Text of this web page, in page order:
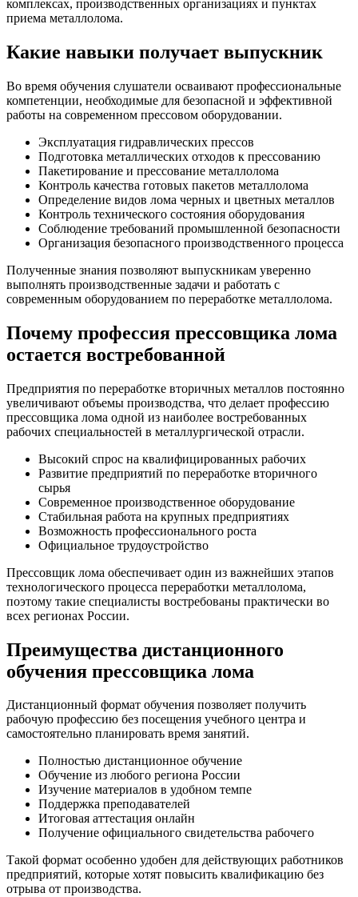
комплексах, производственных организациях и пунктах
приема металлолома.
Какие навыки получает выпускник
Во время обучения слушатели осваивают профессиональные
компетенции, необходимые для безопасной и эффективной
работы на современном прессовом оборудовании.
Эксплуатация гидравлических прессов
Подготовка металлических отходов к прессованию
Пакетирование и прессование металлолома
Контроль качества готовых пакетов металлолома
Определение видов лома черных и цветных металлов
Контроль технического состояния оборудования
Соблюдение требований промышленной безопасности
Организация безопасного производственного процесса
Полученные знания позволяют выпускникам уверенно
выполнять производственные задачи и работать с
современным оборудованием по переработке металлолома.
Почему профессия прессовщика лома
остается востребованной
Предприятия по переработке вторичных металлов постоянно
увеличивают объемы производства, что делает профессию
прессовщика лома одной из наиболее востребованных
рабочих специальностей в металлургической отрасли.
Высокий спрос на квалифицированных рабочих
Развитие предприятий по переработке вторичного
сырья
Современное производственное оборудование
Стабильная работа на крупных предприятиях
Возможность профессионального роста
Официальное трудоустройство
Прессовщик лома обеспечивает один из важнейших этапов
технологического процесса переработки металлолома,
поэтому такие специалисты востребованы практически во
всех регионах России.
Преимущества дистанционного
обучения прессовщика лома
Дистанционный формат обучения позволяет получить
рабочую профессию без посещения учебного центра и
самостоятельно планировать время занятий.
Полностью дистанционное обучение
Обучение из любого региона России
Изучение материалов в удобном темпе
Поддержка преподавателей
Итоговая аттестация онлайн
Получение официального свидетельства рабочего
Такой формат особенно удобен для действующих работников
предприятий, которые хотят повысить квалификацию без
отрыва от производства.